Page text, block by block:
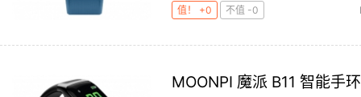
值！ +0
不值 -0
MOONPI 魔派 B11 智能手